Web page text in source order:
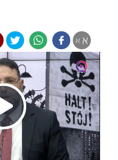
א א
Play
להמשך